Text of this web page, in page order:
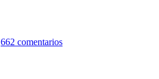
662 comentarios